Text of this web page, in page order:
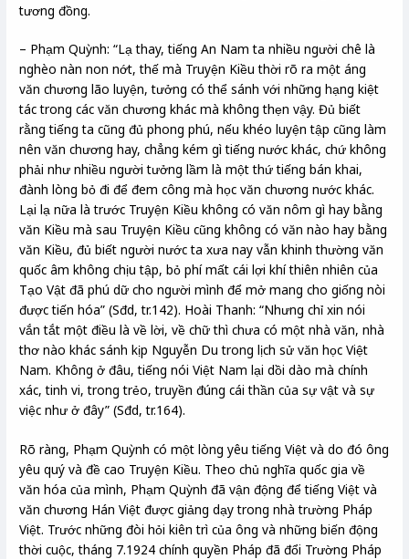
tương đồng.
– Phạm Quỳnh: “Lạ thay, tiếng An Nam ta nhiều người chê là
nghèo nàn non nớt, thế mà Truyện Kiều thời rõ ra một áng
văn chương lão luyện, tưởng có thể sánh với những hạng kiệt
tác trong các văn chương khác mà không thẹn vậy. Đủ biết
rằng tiếng ta cũng đủ phong phú, nếu khéo luyện tập cũng làm
nên văn chương hay, chẳng kém gì tiếng nước khác, chứ không
phải như nhiều người tưởng lầm là một thứ tiếng bán khai,
đành lòng bỏ đi để đem công mà học văn chương nước khác.
Lại lạ nữa là trước Truyện Kiều không có văn nôm gì hay bằng
văn Kiều mà sau Truyện Kiều cũng không có văn nào hay bằng
văn Kiều, đủ biết người nước ta xưa nay vẫn khinh thường văn
quốc âm không chịu tập, bỏ phí mất cái lợi khí thiên nhiên của
Tạo Vật đã phú dữ cho người mình để mở mang cho giống nòi
được tiến hóa” (Sđd, tr.142). Hoài Thanh: “Nhưng chỉ xin nói
vắn tắt một điều là về lời, về chữ thì chưa có một nhà văn, nhà
thơ nào khác sánh kịp Nguyễn Du trong lịch sử văn học Việt
Nam. Không ở đâu, tiếng nói Việt Nam lại dồi dào mà chính
xác, tinh vi, trong trẻo, truyền đúng cái thần của sự vật và sự
việc như ở đây” (Sđd, tr.164).
Rõ ràng, Phạm Quỳnh có một lòng yêu tiếng Việt và do đó ông
yêu quý và đề cao Truyện Kiều. Theo chủ nghĩa quốc gia về
văn hóa của mình, Phạm Quỳnh đã vận động để tiếng Việt và
văn chương Hán Việt được giảng dạy trong nhà trường Pháp
Việt. Trước những đòi hỏi kiên trì của ông và những biến động
thời cuộc, tháng 7.1924 chính quyền Pháp đã đổi Trường Pháp